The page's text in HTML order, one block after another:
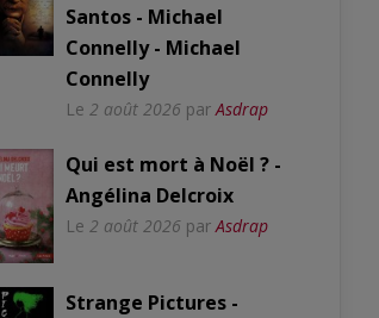
Santos - Michael
Connelly - Michael
Connelly
Le 2 août 2026 par Asdrap
Qui est mort à Noël ? -
Angélina Delcroix
Le 2 août 2026 par Asdrap
Strange Pictures -